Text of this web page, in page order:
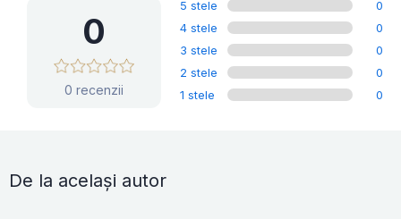
0
0 recenzii
5 stele
0
4 stele
0
3 stele
0
2 stele
0
1 stele
0
De la același autor